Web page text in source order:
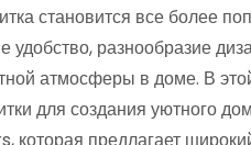
становится все более
удобство, разнообразие
атмосферы в доме. В
для создания уютного